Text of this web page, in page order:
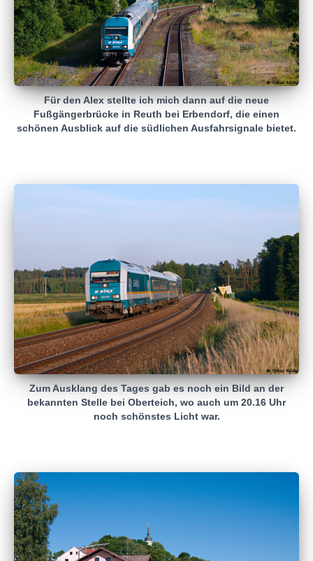
Für den Alex stellte ich mich dann auf die neue
Fußgängerbrücke in Reuth bei Erbendorf, die einen
schönen Ausblick auf die südlichen Ausfahrsignale bietet.
Zum Ausklang des Tages gab es noch ein Bild an der
bekannten Stelle bei Oberteich, wo auch um 20.16 Uhr
noch schönstes Licht war.